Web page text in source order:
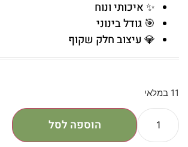
✨ איכותי ונוח
🎯 גודל בינוני
💎 עיצוב חלק שקוף
11 במלאי
הוספה לסל